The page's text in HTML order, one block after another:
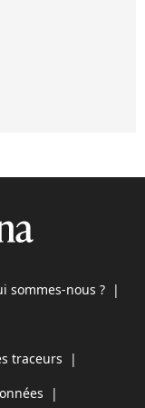
sommes-nous ? |
traceurs |
|